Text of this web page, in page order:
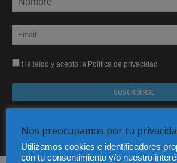
He leído y acepto la Política de privacidad
S.L. y no será cedido a un tercero en ningún caso.
Nos preocupamos por tu
Utilizamos cookies e identificadores
con tu consentimiento y/o nuestro